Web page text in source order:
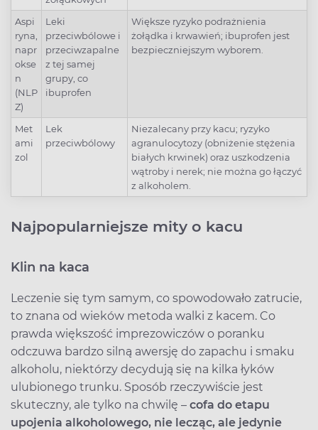
Aspi
ryna,
napr
okse
n
(NLP
Z)
Leki
przeciwbólowe i
przeciwzapalne
z tej samej
grupy, co
ibuprofen
Większe ryzyko podrażnienia
żołądka i krwawień; ibuprofen jest
bezpieczniejszym wyborem.
Met
ami
zol
Lek
przeciwbólowy
Niezalecany przy kacu; ryzyko
agranulocytozy (obniżenie stężenia
białych krwinek) oraz uszkodzenia
wątroby i nerek; nie można go łączyć
z alkoholem.
Najpopularniejsze mity o kacu
Klin na kaca
Leczenie się tym samym, co spowodowało zatrucie,
to znana od wieków metoda walki z kacem. Co
prawda większość imprezowiczów o poranku
odczuwa bardzo silną awersję do zapachu i smaku
alkoholu, niektórzy decydują się na kilka łyków
ulubionego trunku. Sposób rzeczywiście jest
skuteczny, ale tylko na chwilę – cofa do etapu
upojenia alkoholowego, nie lecząc, ale jedynie